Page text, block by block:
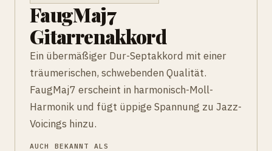
FaugMaj7
Gitarrenakkord
Ein übermäßiger Dur-Septakkord mit einer
träumerischen, schwebenden Qualität.
FaugMaj7 erscheint in harmonisch-Moll-
Harmonik und fügt üppige Spannung zu Jazz-
Voicings hinzu.
AUCH BEKANNT ALS